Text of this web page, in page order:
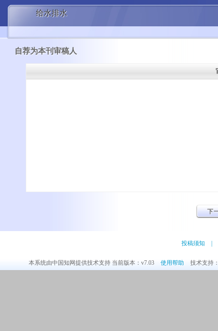
给水排水
自荐为本刊审稿人
投稿须知
本系统由中国知网提供技术支持 当前版本：v7.03 使用帮助 技术支持